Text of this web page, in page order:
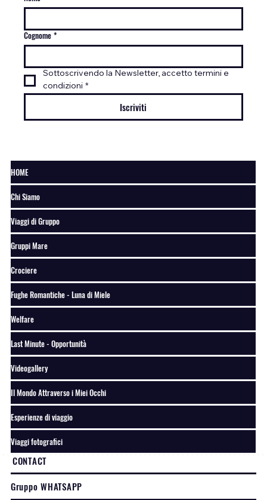
Cognome *
Sottoscrivendo la Newsletter, accetto termini e
condizioni *
Iscriviti
HOME
Chi Siamo
Viaggi di Gruppo
Gruppi Mare
Crociere
Fughe Romantiche - Luna di Miele
Welfare
Last Minute - Opportunità
Videogallery
Il Mondo Attraverso i Miei Occhi
Esperienze di viaggio
Viaggi fotografici
CONTACT
Gruppo WHATSAPP